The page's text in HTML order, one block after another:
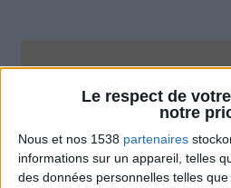
Le respect de
notre
Nous et nos 1538 partenaires
informations sur un appareil, telles
des données personnelles telles
5 kilos
De 5 à
kilos